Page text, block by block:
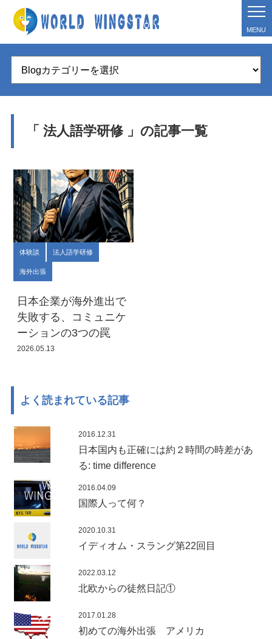
MENU
「 法人語学研修 」の記事一覧
体験談 法人語学研修
海外出張
日本企業が海外進出で
失敗する、コミュニケ
ーションの3つの罠
2026.05.13
よく読まれている記事
2016.12.31
日本国内も正確には約２時間の時差があ
る: time difference
2016.04.09
国際人って何？
2020.10.31
イディオム・スラング第22回目
2022.03.12
北欧からの徒然日記①
2017.01.28
初めての海外出張 アメリカ